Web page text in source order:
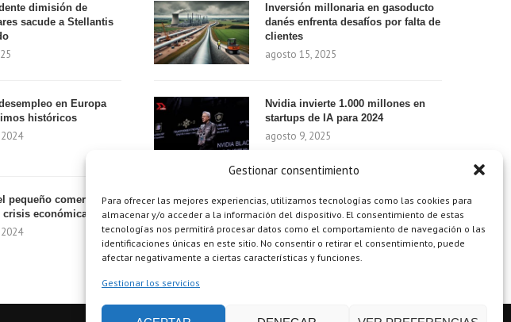
Gestionar consentimiento
Para ofrecer las mejores experiencias, utilizamos tecnologías como las cookies para
almacenar y/o acceder a la información del dispositivo. El consentimiento de estas
tecnologías nos permitirá procesar datos como el comportamiento de navegación o las
identificaciones únicas en este sitio. No consentir o retirar el consentimiento, puede
afectar negativamente a ciertas características y funciones.
Gestionar los servicios
dimisión de
sacude a Stellantis
en Europa
históricos
pequeño comercio en
crisis económica
Inversión millonaria en gasoducto
danés enfrenta desafíos por falta de
clientes
agosto 15, 2025
Nvidia invierte 1.000 millones en
startups de IA para 2024
agosto 9, 2025
¿Cómo el Método de Tres Sillas de
Walt Disney Puede Transformar Tu
Productividad?
agosto 9, 2025